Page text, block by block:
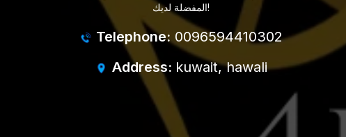
المفضلة لديك!
Telephone: 0096594410302
Address: kuwait, hawali